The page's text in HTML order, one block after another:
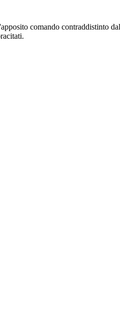
comando contraddistinto